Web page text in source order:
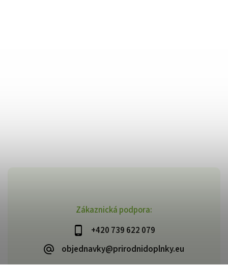
Zákaznická podpora:
+420 739 622 079
objednavky@prirodnidoplnky.eu